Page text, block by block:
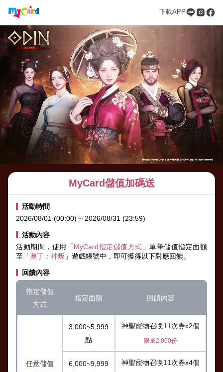
下載APP
MyCard儲值加碼送
活動時間
2026/08/01 (00:00) ~ 2026/08/31 (23:59)
活動內容
活動期間，使用「MyCard指定儲值方式 」單筆儲值指定面額
至「奧丁：神叛 」遊戲帳號中，即可獲得以下對應回饋。
回饋內容
指定儲值
方式
指定面額 回饋內容
任意儲值
3,000~5,999
點
神聖寵物召喚11次券x2個
限量2,000份
6,000~9,999
神聖寵物召喚11次券x4個